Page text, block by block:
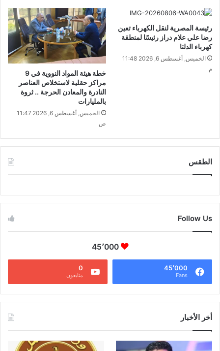
رئيسة المصرية لنقل الكهرباء تعين
رضا علي علام دراز رئيسًا لمنطقة
كهرباء الدلتا
الخميس, أغسطس 6, 2026 11:48
م
خطة هيئة المواد النووية في 9
مراكز حقلية لاستخلاص العناصر
النادرة والمعادن الحرجة .. ثروة
بالمليارات
الخميس, أغسطس 6, 2026 11:47
ص
الطقس
Follow Us
45٬000
45٬000
Fans
0
متابعون
أخر الأخبار